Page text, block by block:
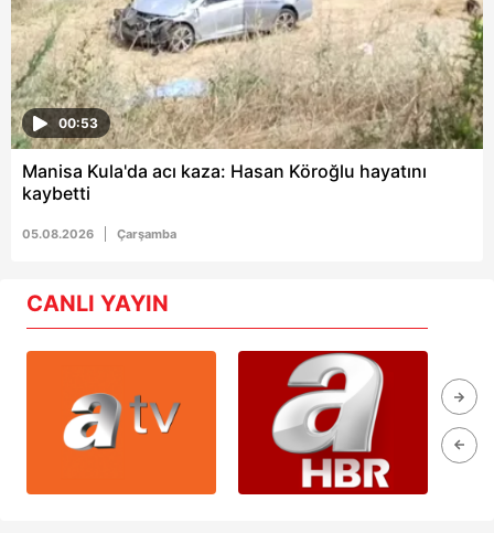
00:53
Manisa Kula'da acı kaza: Hasan Köroğlu hayatını
kaybetti
05.08.2026 Çarşamba
CANLI YAYIN